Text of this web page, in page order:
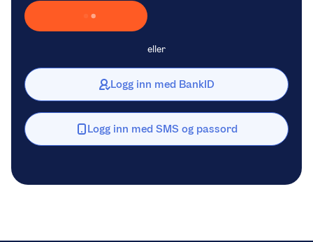
Laster inn Vipps …
eller
Logg inn med BankID
Logg inn med SMS og passord